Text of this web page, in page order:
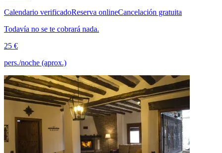
Calendario verificadoReserva onlineCancelación gratuita
Todavía no se te cobrará nada.
25 €
pers./noche (aprox.)